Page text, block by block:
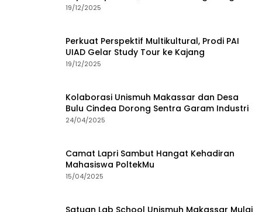
dan Budaya Lokal
19/12/2025
Perkuat Perspektif Multikultural, Prodi PAI
UIAD Gelar Study Tour ke Kajang
19/12/2025
Kolaborasi Unismuh Makassar dan Desa
Bulu Cindea Dorong Sentra Garam Industri
24/04/2025
Camat Lapri Sambut Hangat Kehadiran
Mahasiswa PoltekMu
15/04/2025